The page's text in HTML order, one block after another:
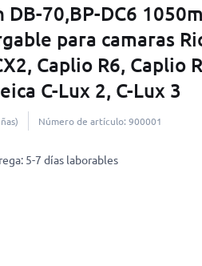
DB-70,BP-DC6
para camaras
Caplio R6, Caplio
C-Lux 2, C-Lux 3
Número de artículo: 900001
5-7 días laborables